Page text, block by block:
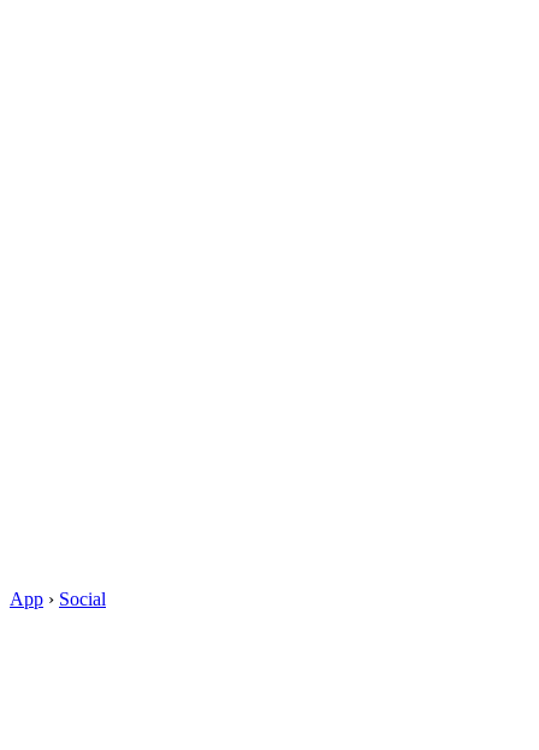
App › Social